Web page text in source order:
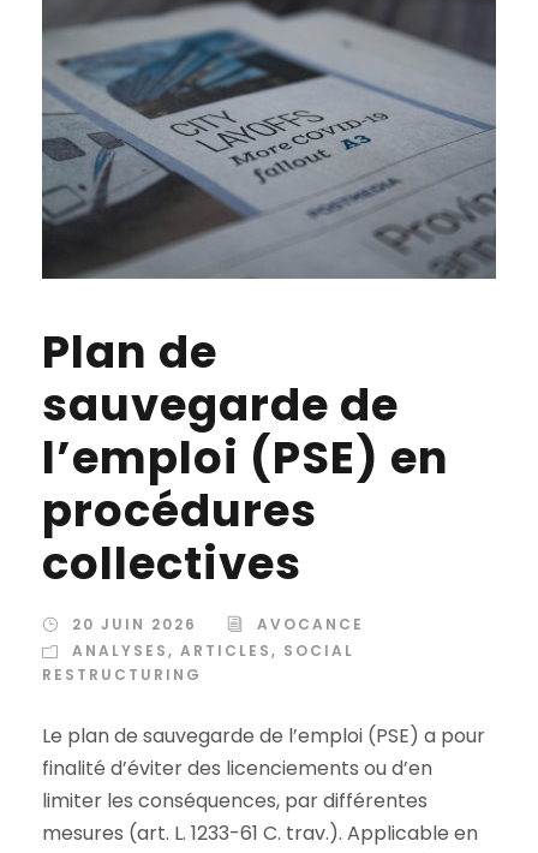
Plan de
sauvegarde de
l’emploi (PSE) en
procédures
collectives
20 JUIN 2026
AVOCANCE
ANALYSES, ARTICLES, SOCIAL
RESTRUCTURING
Le plan de sauvegarde de l’emploi (PSE) a pour
finalité d’éviter des licenciements ou d’en
limiter les conséquences, par différentes
mesures (art. L. 1233-61 C. trav.). Applicable en